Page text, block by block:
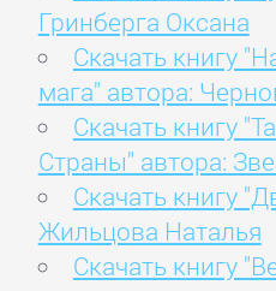
Гринберга Оксана
Скачать книгу
мага" автора:
Скачать книгу
Страны" автора:
Скачать книгу
Жильцова Наталья
Скачать книгу